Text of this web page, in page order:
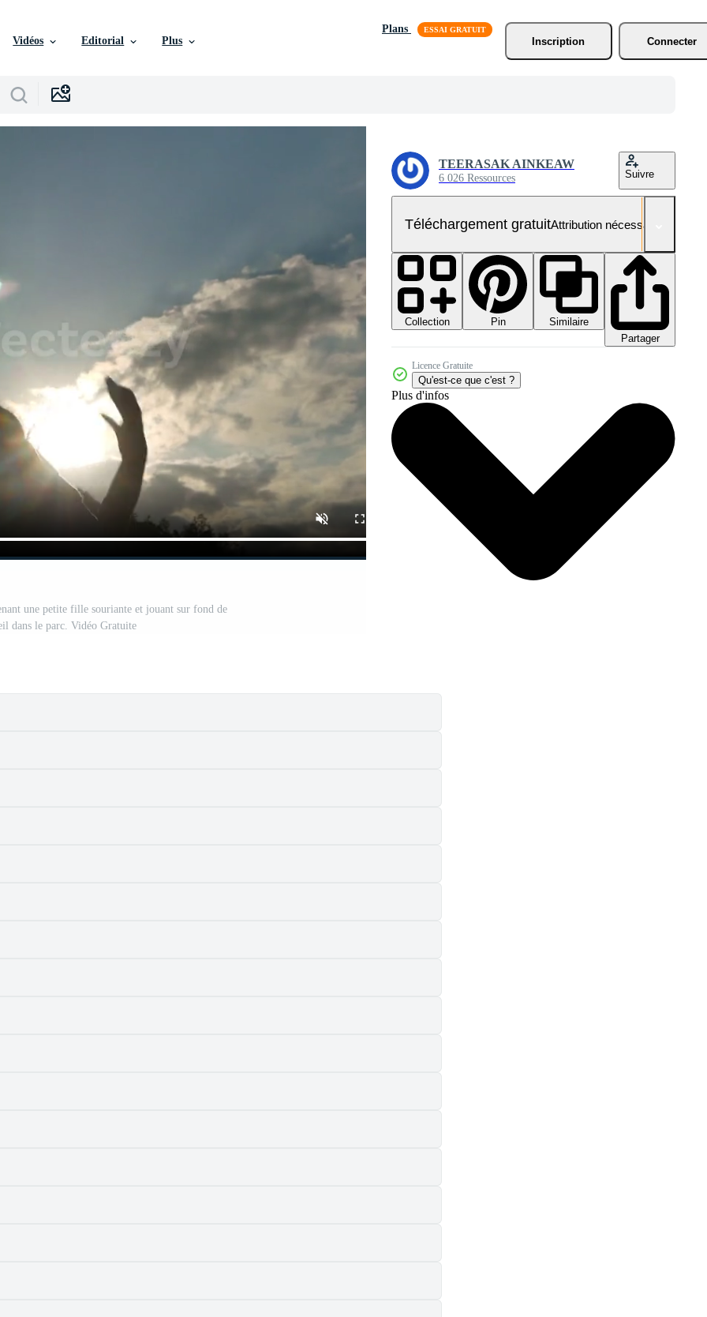
Vidéos Editorial Plus
Plans
Inscription
Connecter
une petite fille souriante et jouant sur fond de
dans le parc. Vidéo Gratuite
TEERASAK AINKEAW
6 026 Ressources Suivre
Téléchargement gratuitAttribution nécessaire
Collection Pin
Similaire
Partager
Licence Gratuite
Qu'est-ce que c'est ?
Plus d'infos